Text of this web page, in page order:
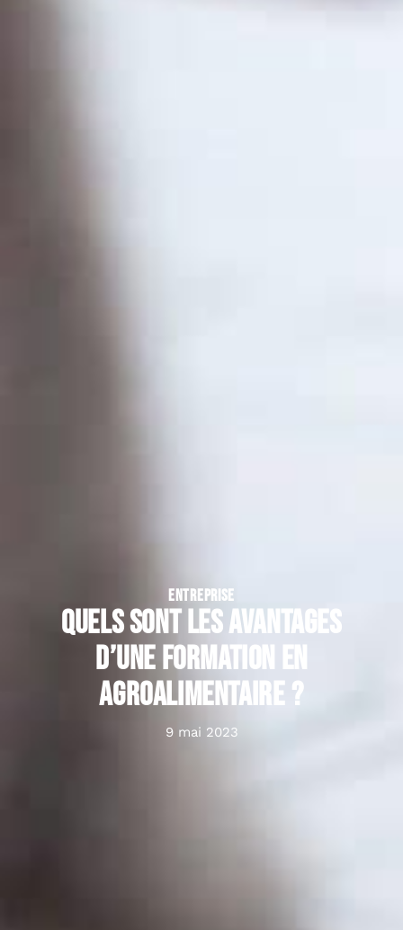
ENTREPRISE
Quels sont les avantages
d’une formation en
Agroalimentaire ?
9 mai 2023